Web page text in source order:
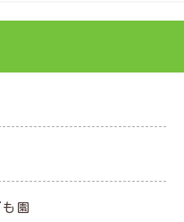
社会に対して
職員一同保育を行ってい
？
も園